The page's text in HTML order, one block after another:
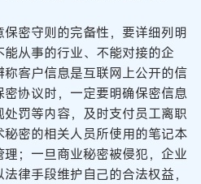
密守则的完备性，要详细列明
从事的行业、不能对接的企
客户信息是互联网上公开的信
协议时，一定要明确保密信息
罚等内容，及时支付员工离职
密的相关人员所使用的笔记本
；一旦商业秘密被侵犯，企业
律手段维护自己的合法权益，